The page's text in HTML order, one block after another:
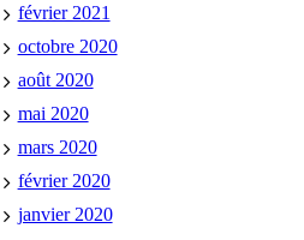
février 2021
octobre 2020
août 2020
mai 2020
mars 2020
février 2020
janvier 2020